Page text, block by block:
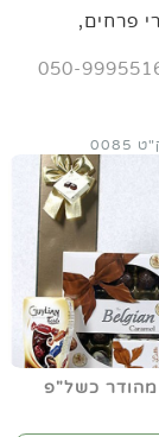
פרחים,
050-
מהודר כשל"פ